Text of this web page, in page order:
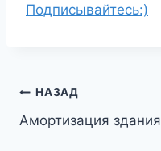
Подписывайтесь:)
Навигация
по
НАЗАД
Амортизация здания